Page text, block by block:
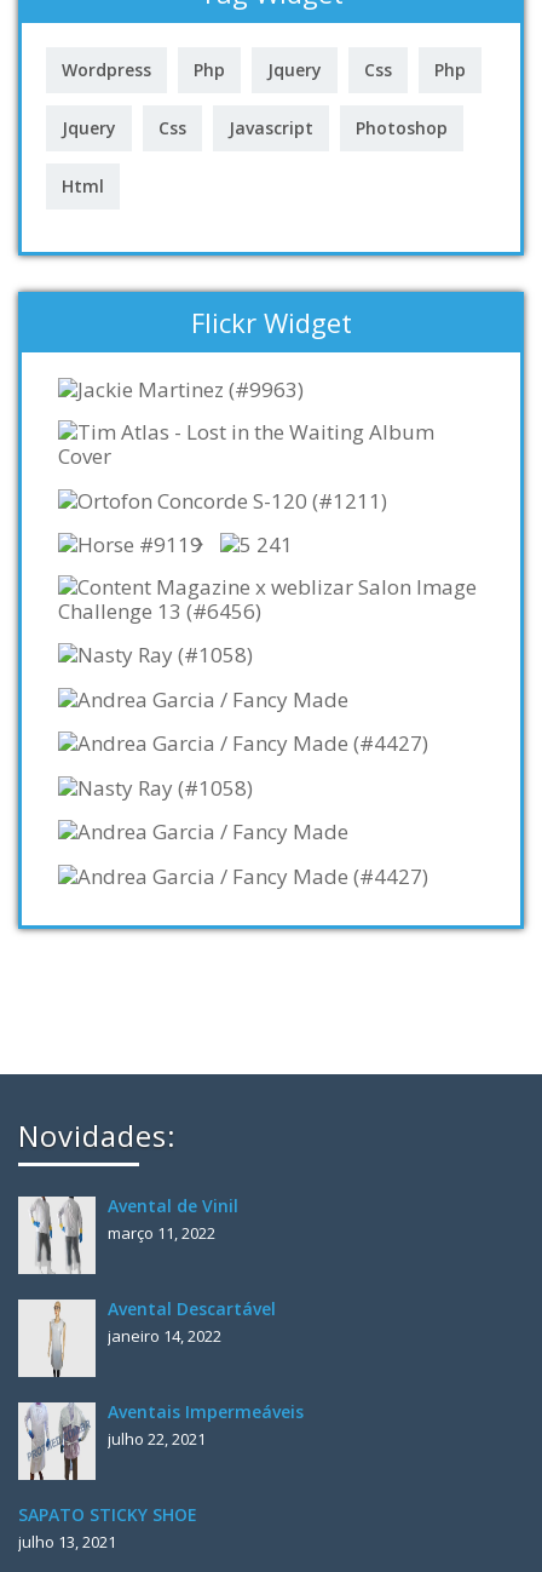
Wordpress Php Jquery Css Php
Jquery Css Javascript Photoshop
Html
Flickr Widget
Novidades:
Avental de Vinil
março 11, 2022
Avental Descartável
janeiro 14, 2022
Aventais Impermeáveis
julho 22, 2021
SAPATO STICKY SHOE
julho 13, 2021